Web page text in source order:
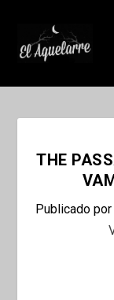
THE
Publicado por